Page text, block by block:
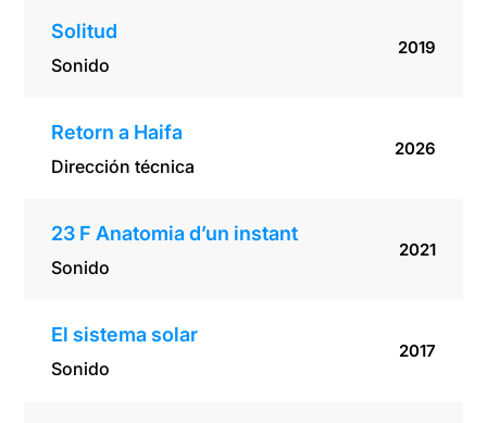
Solitud
Sonido
2019
Retorn a Haifa
Dirección técnica
2026
23 F Anatomia d’un instant
Sonido
2021
El sistema solar
Sonido
2017